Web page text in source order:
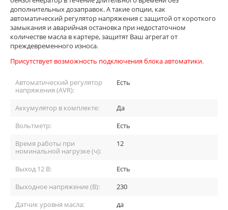
дополнительных дозаправок. А такие опции, как
автоматический регулятор напряжения с защитой от короткого
замыкания и аварийная остановка при недостаточном
количестве масла в картере, защитят Ваш агрегат от
преждевременного износа.
Присутствует возможность подключения блока автоматики.
Автоматический регулятор
напряжения (AVR):
Есть
Аккумулятор в комплекте:
Да
Вольтметр:
Есть
Время работы при
номинальной нагрузке (ч):
12
Выход 12 В:
Есть
Выходное напряжение (В):
230
Датчик уровня масла:
да